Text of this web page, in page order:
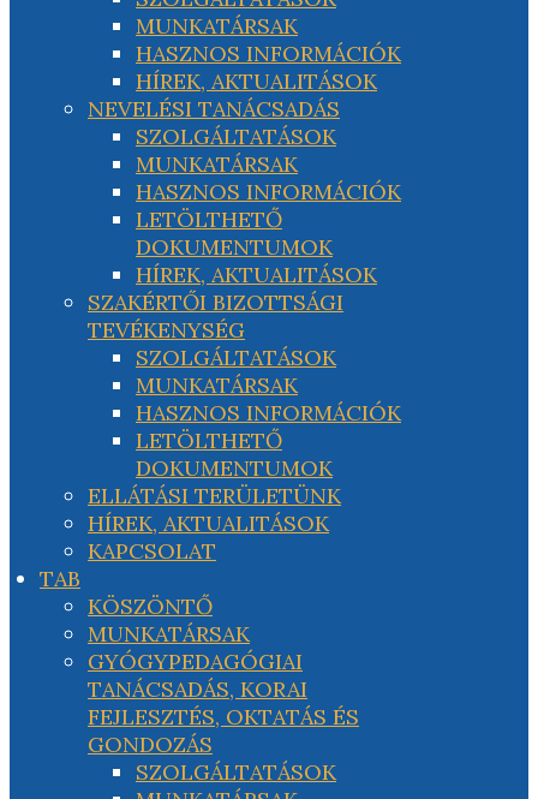
MUNKATÁRSAK
HASZNOS INFORMÁCIÓK
HÍREK, AKTUALITÁSOK
NEVELÉSI TANÁCSADÁS
SZOLGÁLTATÁSOK
MUNKATÁRSAK
HASZNOS INFORMÁCIÓK
LETÖLTHETŐ
DOKUMENTUMOK
HÍREK, AKTUALITÁSOK
SZAKÉRTŐI BIZOTTSÁGI
TEVÉKENYSÉG
SZOLGÁLTATÁSOK
MUNKATÁRSAK
HASZNOS INFORMÁCIÓK
LETÖLTHETŐ
DOKUMENTUMOK
ELLÁTÁSI TERÜLETÜNK
HÍREK, AKTUALITÁSOK
KAPCSOLAT
TAB
KÖSZÖNTŐ
MUNKATÁRSAK
GYÓGYPEDAGÓGIAI
TANÁCSADÁS, KORAI
FEJLESZTÉS, OKTATÁS ÉS
GONDOZÁS
SZOLGÁLTATÁSOK